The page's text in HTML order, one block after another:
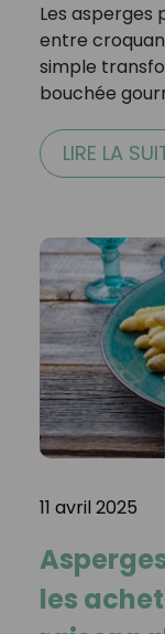
Les asperges
entre
simple
bouchée
LIRE LA
11 avril 2025
les